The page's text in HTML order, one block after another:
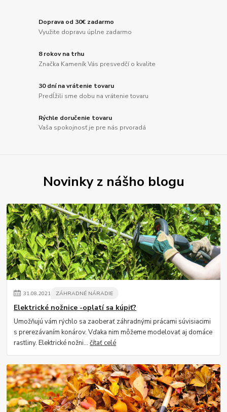
Doprava od 30€ zadarmo
Využite dopravu úplne zadarmo
8 rokov na trhu
Značka Kameník Vás presvedčí o kvalite
30 dní na vrátenie tovaru
Predĺžili sme dobu na vrátenie tovaru
Rýchle doručenie tovaru
Vaša spokojnosť je pre nás prvoradá
Novinky z nášho blogu
31.08.2021 ZÁHRADNÉ NÁRADIE
Elektrické nožnice -oplatí sa kúpiť?
Umožňujú vám rýchlo sa zaoberať záhradnými prácami súvisiacimi
s prerezávaním konárov. Vďaka nim môžeme modelovať aj domáce
rastliny. Elektrické nožni...čítať celé